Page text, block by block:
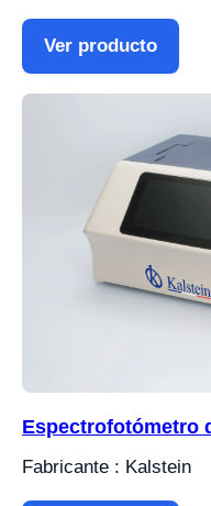
Ver producto
Espectrofotómetro
Fabricante : Kalstein